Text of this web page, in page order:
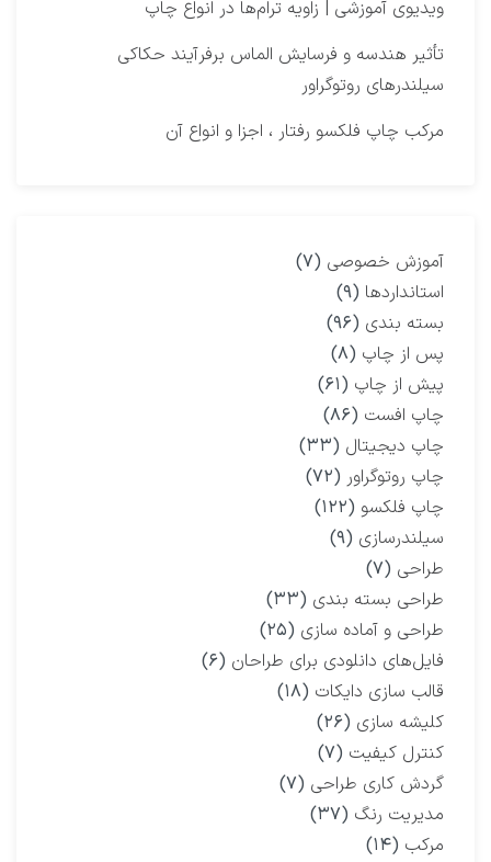
ویدیوی آموزشی | زاویه ترام‌ها در انواع چاپ
تأثیر هندسه و فرسایش الماس برفرآیند حکاکی
سیلندرهای روتوگراور
مرکب چاپ فلکسو رفتار ، اجزا و انواع آن
آموزش خصوصی (۷)
استانداردها (۹)
بسته بندی (۹۶)
پس از چاپ (۸)
پیش از چاپ (۶۱)
چاپ افست (۸۶)
چاپ دیجیتال (۳۳)
چاپ روتوگراور (۷۲)
چاپ فلکسو (۱۲۲)
سیلندرسازی (۹)
طراحی (۷)
طراحی بسته بندی (۳۳)
طراحی و آماده سازی (۲۵)
فایل‌های دانلودی برای طراحان (۶)
قالب سازی دایکات (۱۸)
کلیشه سازی (۲۶)
کنترل کیفیت (۷)
گردش کاری طراحی (۷)
مدیریت رنگ (۳۷)
مرکب (۱۴)